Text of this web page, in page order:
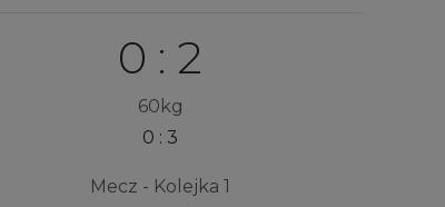
0 : 2
60kg
0 : 3
Mecz - Kolejka 1